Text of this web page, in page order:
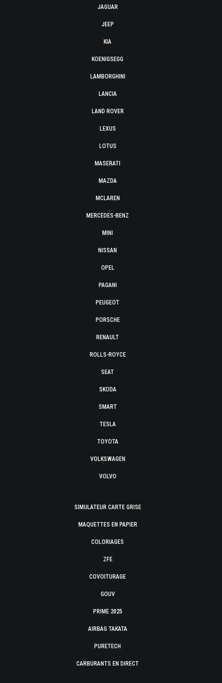
JAGUAR
JEEP
KIA
KOENIGSEGG
LAMBORGHINI
LANCIA
LAND ROVER
LEXUS
LOTUS
MASERATI
MAZDA
MCLAREN
MERCEDES-BENZ
MINI
NISSAN
OPEL
PAGANI
PEUGEOT
PORSCHE
RENAULT
ROLLS-ROYCE
SEAT
SKODA
SMART
TESLA
TOYOTA
VOLKSWAGEN
VOLVO
SIMULATEUR CARTE GRISE
MAQUETTES EN PAPIER
COLORIAGES
ZFE
COVOITURAGE
GOUV
PRIME 2025
AIRBAG TAKATA
PURETECH
CARBURANTS EN DIRECT